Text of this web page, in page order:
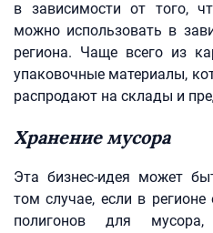
в зависимости от того,
можно использовать в
региона. Чаще всего из
упаковочные материалы,
распродают на склады и
Хранение мусора
Эта бизнес-идея может
том случае, если в
полигонов для